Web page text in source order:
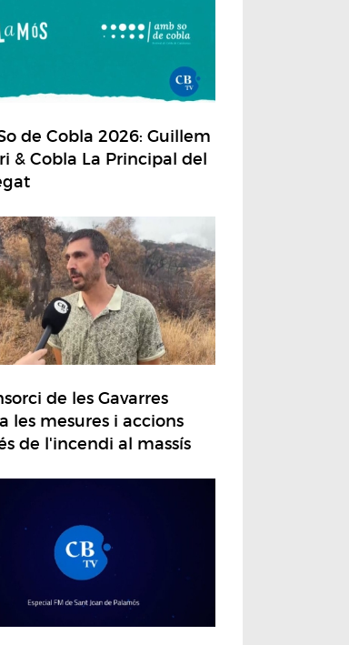
de Cobla 2026: Guillem
& Cobla La Principal del
de les Gavarres
les mesures i accions
de l'incendi al massís